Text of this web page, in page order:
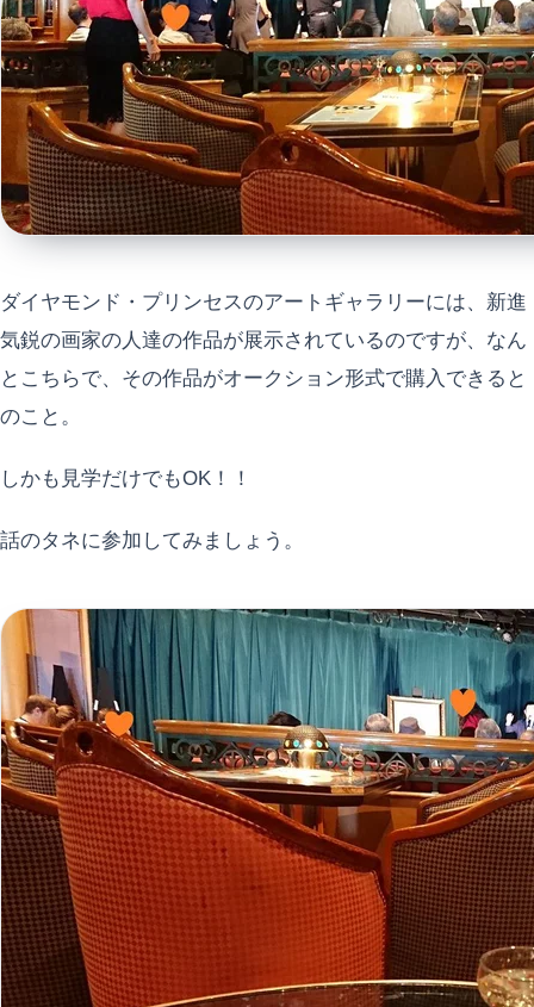
ダイヤモンド・プリンセスのアートギャラリーには、新進
気鋭の画家の人達の作品が展示されているのですが、なん
とこちらで、その作品がオークション形式で購入できると
のこと。
しかも見学だけでもOK！！
話のタネに参加してみましょう。